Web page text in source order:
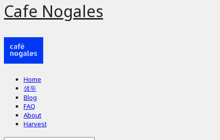
Cafe Nogales
Home
생두
Blog
FAQ
About
Harvest